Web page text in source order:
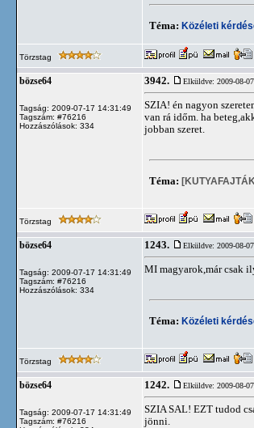
Téma: Közéleti
Törzstag
bözse64
Tagság: 2009-07-17 14:31:49
Tagszám: #76216
Hozzászólások: 334
3942. Elküldve: 2009-08-
SZIA! én nagyon
van rá időm. ha
jobban szeret.
Téma:
Törzstag
bözse64
Tagság: 2009-07-17 14:31:49
Tagszám: #76216
Hozzászólások: 334
1243. Elküldve: 2009-08-
MI magyarok,már csak
Téma: Közéleti
Törzstag
bözse64
Tagság: 2009-07-17 14:31:49
Tagszám: #76216
1242. Elküldve: 2009-08-
SZIA SAL! EZT tudod
jönni.